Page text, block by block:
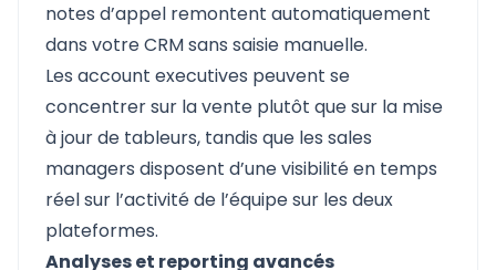
notes d’appel remontent automatiquement
dans votre CRM sans saisie manuelle.
Les account executives peuvent se
concentrer sur la vente plutôt que sur la mise
à jour de tableurs, tandis que les sales
managers disposent d’une visibilité en temps
réel sur l’activité de l’équipe sur les deux
plateformes.
Analyses et reporting avancés